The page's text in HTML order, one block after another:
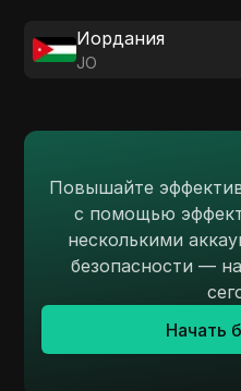
Иордания
JO
Повышайте
с помощью
несколькими
безопасности —
Начать